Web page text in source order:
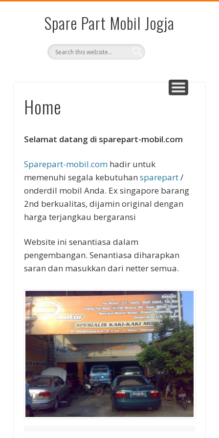
Spare Part Mobil Jogja
Home
Selamat datang di sparepart-mobil.com
Sparepart-mobil.comhadir untuk
memenuhi segala kebutuhan sparepart/
onderdil mobil Anda. Ex singapore barang
2nd berkualitas, dijamin original dengan
harga terjangkau bergaransi
Website ini senantiasa dalam
pengembangan. Senantiasa diharapkan
saran dan masukkan dari netter semua.